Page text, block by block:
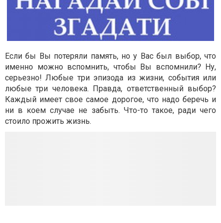
Если бы Вы потеряли память, но у Вас был выбор, что
именно можно вспомнить, чтобы Вы вспомнили? Ну,
серьезно! Любые три эпизода из жизни, события или
любые три человека. Правда, ответственный выбор?
Каждый имеет свое самое дорогое, что надо беречь и
ни в коем случае не забыть. Что-то такое, ради чего
стоило прожить жизнь.